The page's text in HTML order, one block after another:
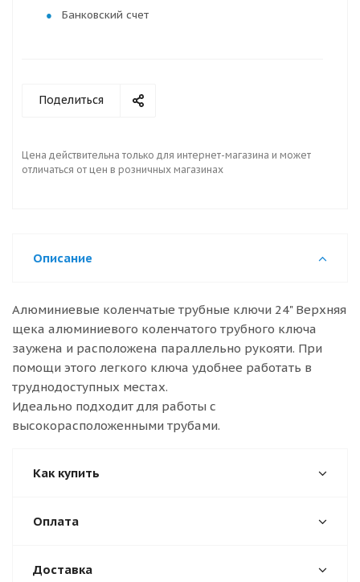
Банковский счет
Поделиться
Цена действительна только для интернет-магазина и может
отличаться от цен в розничных магазинах
Описание
Алюминиевые коленчатые трубные ключи 24" Верхняя
щека алюминиевого коленчатого трубного ключа
заужена и расположена параллельно рукояти. При
помощи этого легкого ключа удобнее работать в
труднодоступных местах.
Идеально подходит для работы с
высокорасположенными трубами.
Как купить
Оплата
Доставка